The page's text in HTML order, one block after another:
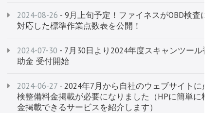
2024-06-27 - 2024年7月から自社のウェブサイトに点
検整備料金掲載が必要になりました（HPに簡単に料
金掲載できるサービスを紹介します）
2024-07-30 - 7月30日より2024年度スキャンツール補
助金 受付開始
2024-08-26 - 9月上旬予定！ファイネスがOBD検査に
対応した標準作業点数表を公開！